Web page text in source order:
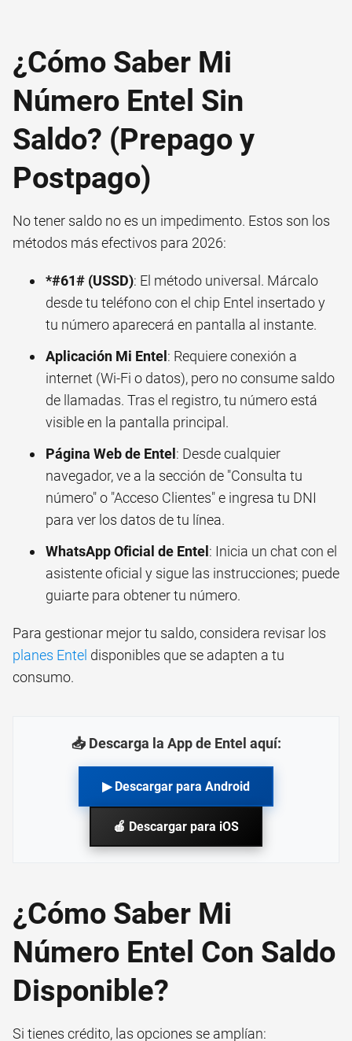
¿Cómo Saber Mi
Número Entel Sin
Saldo? (Prepago y
Postpago)
No tener saldo no es un impedimento. Estos son los
métodos más efectivos para 2026:
*#61# (USSD): El método universal. Márcalo
desde tu teléfono con el chip Entel insertado y
tu número aparecerá en pantalla al instante.
Aplicación Mi Entel: Requiere conexión a
internet (Wi-Fi o datos), pero no consume saldo
de llamadas. Tras el registro, tu número está
visible en la pantalla principal.
Página Web de Entel: Desde cualquier
navegador, ve a la sección de "Consulta tu
número" o "Acceso Clientes" e ingresa tu DNI
para ver los datos de tu línea.
WhatsApp Oficial de Entel: Inicia un chat con el
asistente oficial y sigue las instrucciones; puede
guiarte para obtener tu número.
Para gestionar mejor tu saldo, considera revisar los
planes Entel disponibles que se adapten a tu
consumo.
📥 Descarga la App de Entel aquí:
▶ Descargar para Android
🍎 Descargar para iOS
¿Cómo Saber Mi
Número Entel Con Saldo
Disponible?
Si tienes crédito, las opciones se amplían: